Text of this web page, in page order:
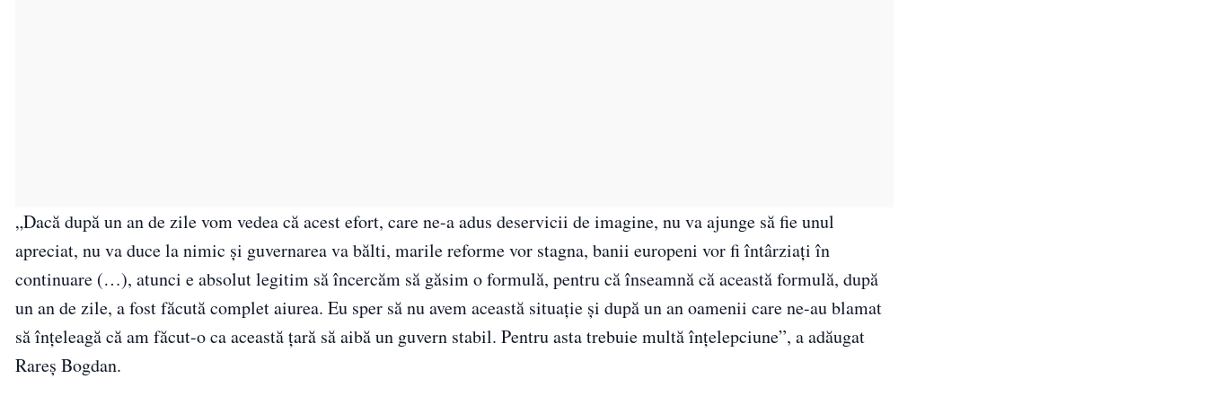
„Dacă după un an de zile vom vedea că acest efort, care ne-a adus deservicii de imagine, nu va ajunge să fie unul
apreciat, nu va duce la nimic şi guvernarea va bălti, marile reforme vor stagna, banii europeni vor fi întârziaţi în
continuare (…), atunci e absolut legitim să încercăm să găsim o formulă, pentru că înseamnă că această formulă, după
un an de zile, a fost făcută complet aiurea. Eu sper să nu avem această situaţie şi după un an oamenii care ne-au blamat
să înţeleagă că am făcut-o ca această ţară să aibă un guvern stabil. Pentru asta trebuie multă înţelepciune”, a adăugat
Rareş Bogdan.